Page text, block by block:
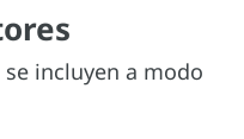
incluyen a modo